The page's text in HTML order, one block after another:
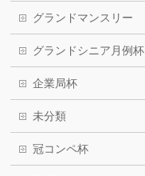
グランドマンスリー
グランドシニア月例杯
企業局杯
未分類
冠コンペ杯